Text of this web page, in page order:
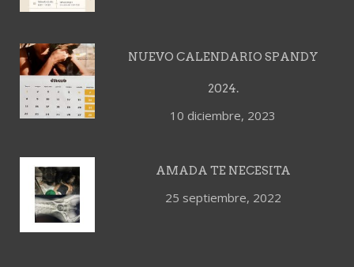
NUEVO CALENDARIO SPANDY
2024.
10 diciembre, 2023
AMADA TE NECESITA
25 septiembre, 2022